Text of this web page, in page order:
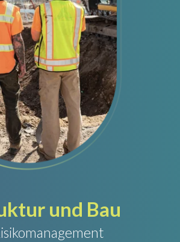
und Bau